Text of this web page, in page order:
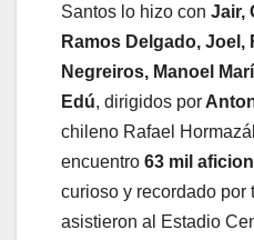
Santos lo hizo con Jair,
Ramos Delgado,
Negreiros, Manoel
Edú, dirigidos por
chileno Rafael
encuentro 63 mil
curioso y recordado por
asistieron al Estadio